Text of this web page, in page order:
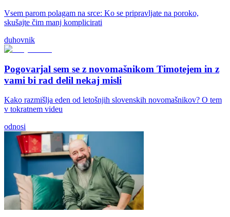
Vsem parom polagam na srce: Ko se pripravljate na poroko,
skušajte čim manj komplicirati
duhovnik
Pogovarjal sem se z novomašnikom Timotejem in z
vami bi rad delil nekaj misli
Kako razmišlja eden od letošnjih slovenskih novomašnikov? O tem
v tokratnem videu
odnosi